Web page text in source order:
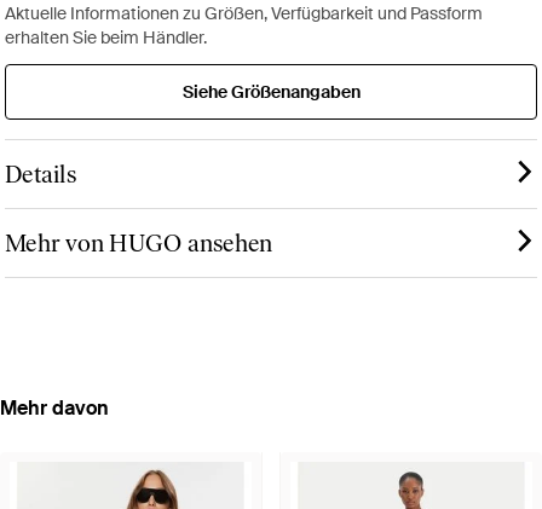
Aktuelle Informationen zu Größen, Verfügbarkeit und Passform
erhalten Sie beim Händler.
Siehe Größenangaben
Details
Mehr von HUGO ansehen
Mehr davon